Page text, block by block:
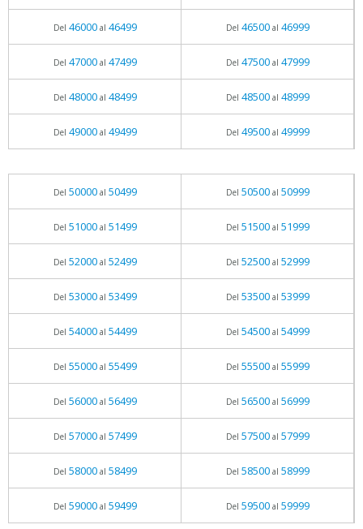
Del 46000al 46499 Del 46500al 46999
Del 47000al 47499 Del 47500al 47999
Del 48000al 48499 Del 48500al 48999
Del 49000al 49499 Del 49500al 49999
Del 50000al 50499 Del 50500al 50999
Del 51000al 51499 Del 51500al 51999
Del 52000al 52499 Del 52500al 52999
Del 53000al 53499 Del 53500al 53999
Del 54000al 54499 Del 54500al 54999
Del 55000al 55499 Del 55500al 55999
Del 56000al 56499 Del 56500al 56999
Del 57000al 57499 Del 57500al 57999
Del 58000al 58499 Del 58500al 58999
Del 59000al 59499 Del 59500al 59999